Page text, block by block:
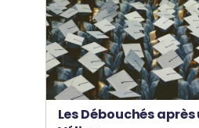
Les Débouchés après